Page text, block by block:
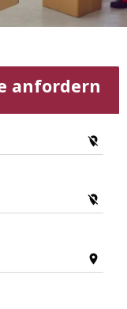
anfordern
location_off
location_off
location_on